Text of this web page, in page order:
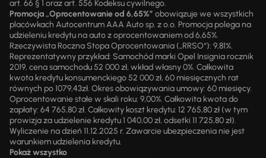
art. 66 § 1 oraz art. 556 Kodeksu cywilnego.
Promocja „Oprocentowanie od 6,65%” obowiązuje we wszystkich
placówkach Autocentrum AAA Auto sp. z o.o. Promocja polega na
udzieleniu kredytu na auto z oprocentowaniem od 6,65%.
Rzeczywista Roczna Stopa Oprocentowania („RRSO“): 9,81%.
Reprezentatywny przykład: Samochód marki Opel Insignia rocznik
2019, cena samochodu 52 000 zł, wkład własny 0%. Całkowita
kwota kredytu konsumenckiego 52 000 zł, 60 miesięcznych rat
równych po 1079,43zł. Okres obowiązywania umowy: 60 miesięcy.
Oprocentowanie stałe w skali roku: 9,00%. Całkowita kwota do
zapłaty: 64 765,80 zł. Całkowity koszt kredytu: 12 765,80 zł (w tym
prowizja za udzielenie kredytu 1 040,00 zł, odsetki 11 725,80 zł).
Wyliczenie na dzień 11.12.2025 r. Zawarcie ubezpieczenia nie jest
warunkiem udzielenia kredytu.
Pokaż wszystko